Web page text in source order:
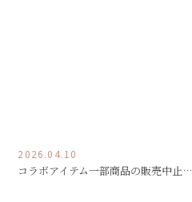
2026.04.10
コラボアイテム一部商品の販売中止…